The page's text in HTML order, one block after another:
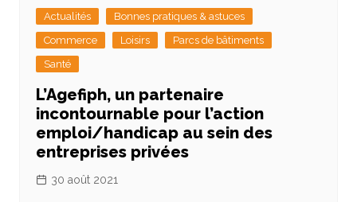
Actualités
Bonnes pratiques & astuces
Commerce
Loisirs
Parcs de bâtiments
Santé
L’Agefiph, un partenaire
incontournable pour l’action
emploi/handicap au sein des
entreprises privées
30 août 2021